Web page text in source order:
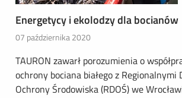
Energetycy i ekolodzy dla bocianów
07 października 2020
TAURON zawarł porozumienia o
ochrony bociana białego z Regionalnymi
Ochrony Środowiska (RDOŚ) we